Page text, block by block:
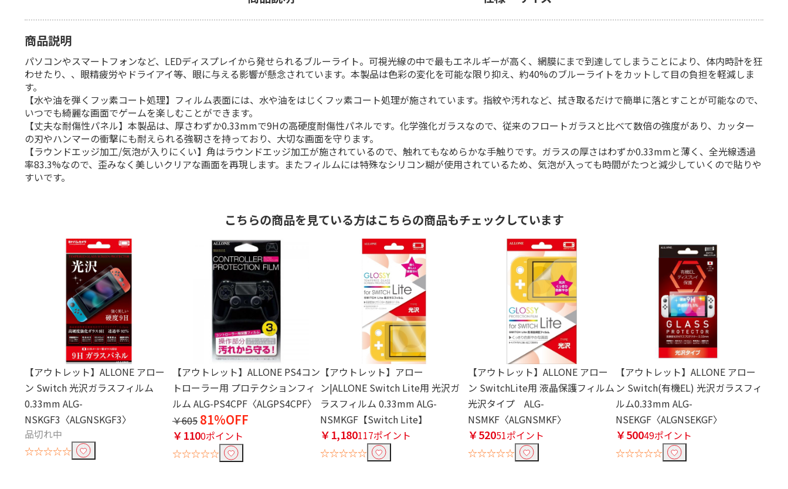
商品説明
パソコンやスマートフォンなど、LEDディスプレイから発せられるブルーライト。可視光線の中で最もエネルギーが高く、網膜にまで到達してしまうことにより、体内時計を狂
わせたり、、眼精疲労やドライアイ等、眼に与える影響が懸念されています。本製品は色彩の変化を可能な限り抑え、約40%のブルーライトをカットして目の負担を軽減しま
す。
【水や油を弾くフッ素コート処理】フィルム表面には、水や油をはじくフッ素コート処理が施されています。指紋や汚れなど、拭き取るだけで簡単に落とすことが可能なので、
いつでも綺麗な画面でゲームを楽しむことができます。
【丈夫な耐傷性パネル】本製品は、厚さわずか0.33mmで9Hの高硬度耐傷性パネルです。化学強化ガラスなので、従来のフロートガラスと比べて数倍の強度があり、カッター
の刃やハンマーの衝撃にも耐えられる強靭さを持っており、大切な画面を守ります。
【ラウンドエッジ加工/気泡が入りにくい】角はラウンドエッジ加工が施されているので、触れてもなめらかな手触りです。ガラスの厚さはわずか0.33mmと薄く、全光線透過
率83.3%なので、歪みなく美しいクリアな画面を再現します。またフィルムには特殊なシリコン糊が使用されているため、気泡が入っても時間がたつと減少していくので貼りや
すいです。
こちらの商品を見ている方はこちらの商品もチェックしています
【アウトレット】ALLONE アロー
ン Switch 光沢ガラスフィルム
0.33mm ALG-
NSKGF3〈ALGNSKGF3〉
品切れ中
☆☆☆☆☆
【アウトレット】ALLONE PS4コン
トローラー用 プロテクションフィ
ルム ALG-PS4CPF〈ALGPS4CPF〉
￥605 81%OFF
￥1100ポイント
☆☆☆☆☆
【アウトレット】アロー
ン|ALLONE Switch Lite用 光沢ガ
ラスフィルム 0.33mm ALG-
NSMKGF【Switch Lite】
￥1,180117ポイント
☆☆☆☆☆
【アウトレット】ALLONE アロー
ン SwitchLite用 液晶保護フィルム
光沢タイプ ALG-
NSMKF〈ALGNSMKF〉
￥52051ポイント
☆☆☆☆☆
【アウトレット】ALLONE アロー
ン Switch(有機EL) 光沢ガラスフィ
ルム0.33mm ALG-
NSEKGF〈ALGNSEKGF〉
￥50049ポイント
☆☆☆☆☆